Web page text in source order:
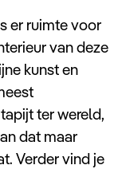
er ruimte voor
van deze
kunst en
ter wereld,
dat maar
Verder vind je